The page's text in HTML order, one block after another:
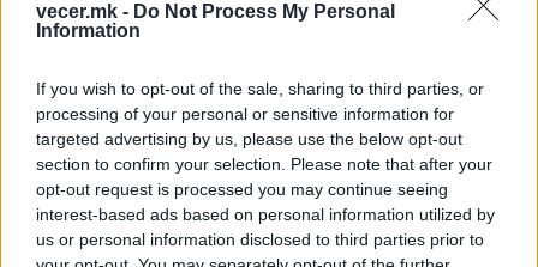
vecer.mk - Do Not Process My Personal
Information
If you wish to opt-out of the sale, sharing to third parties, or
processing of your personal or sensitive information for
targeted advertising by us, please use the below opt-out
section to confirm your selection. Please note that after your
opt-out request is processed you may continue seeing
interest-based ads based on personal information utilized by
us or personal information disclosed to third parties prior to
побарав прошка беше мојот татко, знам дека
не му беше лесно. Му ја бакнав раката и му
кажав што ме мачи.
Моите се Роми, рано се жениме па и за нас
се планираа свадби. Моите родители се
венчаа рано. Ако Ивана и јас бевме девојки,